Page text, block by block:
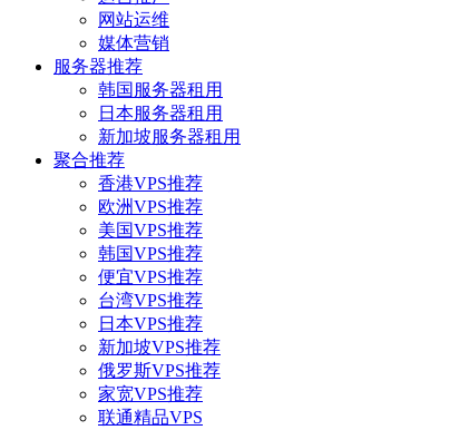
网站运维
媒体营销
服务器推荐
韩国服务器租用
日本服务器租用
新加坡服务器租用
聚合推荐
香港VPS推荐
欧洲VPS推荐
美国VPS推荐
韩国VPS推荐
便宜VPS推荐
台湾VPS推荐
日本VPS推荐
新加坡VPS推荐
俄罗斯VPS推荐
家宽VPS推荐
联通精品VPS